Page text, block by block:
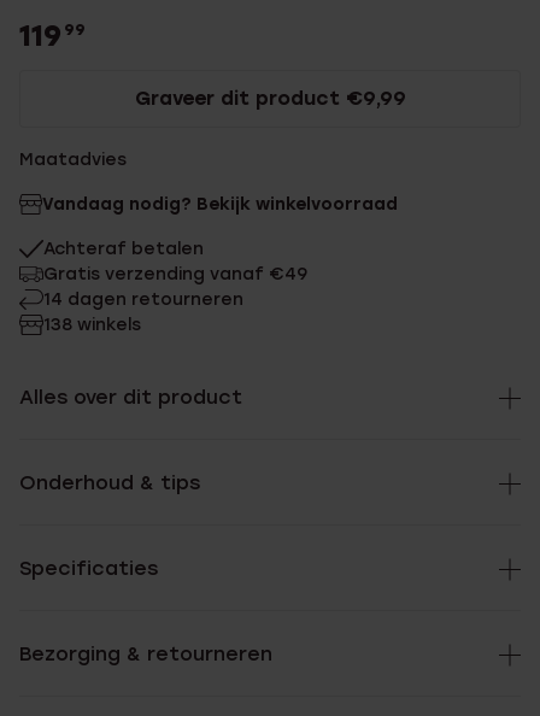
119 99
Graveer dit product €9,99
Maatadvies
Vandaag nodig? Bekijk winkelvoorraad
Achteraf betalen
Gratis verzending vanaf €49
14 dagen retourneren
138 winkels
Alles over dit product
Onderhoud & tips
Specificaties
Bezorging & retourneren